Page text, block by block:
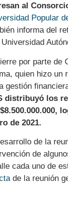
al
Popular
informa del
por parte de
quien hizo un
gestión
distribuyó los
de 2021.
de la
de
cada uno de
de la reunión